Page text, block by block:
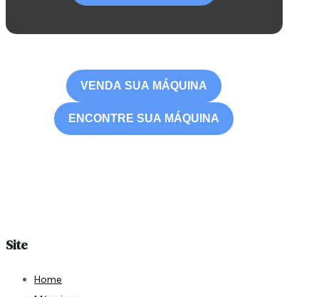
VENDA SUA MÁQUINA
ENCONTRE SUA MÁQUINA
Site
Home